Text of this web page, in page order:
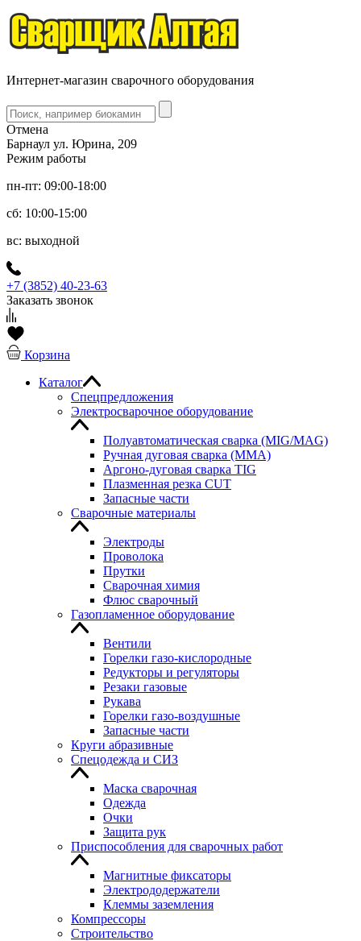
Интернет-магазин сварочного оборудования
Отмена
Барнаул ул. Юрина, 209
Режим работы
пн-пт: 09:00-18:00
сб: 10:00-15:00
вс: выходной
+7 (3852) 40-23-63
Заказать звонок
Корзина
Каталог
Спецпредложения
Электросварочное оборудование
Полуавтоматическая сварка (MIG/MAG)
Ручная дуговая сварка (MMA)
Аргоно-дуговая сварка TIG
Плазменная резка CUT
Запасные части
Сварочные материалы
Электроды
Проволока
Прутки
Сварочная химия
Флюс сварочный
Газопламенное оборудование
Вентили
Горелки газо-кислородные
Редукторы и регуляторы
Резаки газовые
Рукава
Горелки газо-воздушные
Запасные части
Круги абразивные
Спецодежда и СИЗ
Маска сварочная
Одежда
Очки
Защита рук
Приспособления для сварочных работ
Магнитные фиксаторы
Электрододержатели
Клеммы заземления
Компрессоры
Строительство